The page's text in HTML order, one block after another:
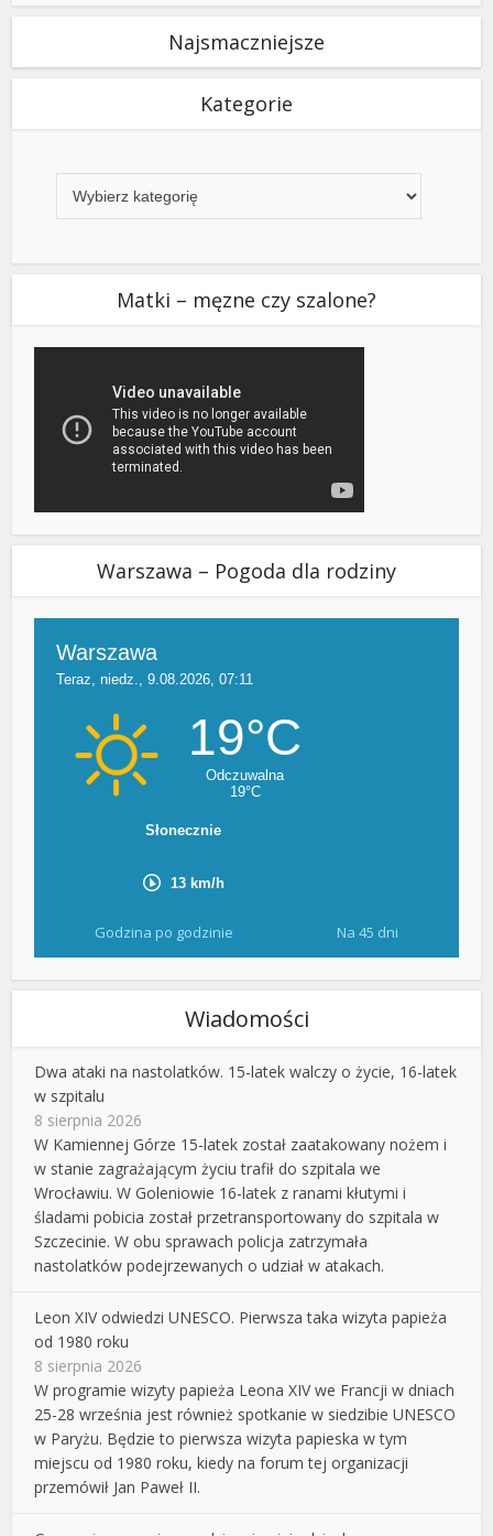
Najsmaczniejsze
Kategorie
Matki – męzne czy szalone?
Warszawa – Pogoda dla rodziny
Godzina po godzinie Na 45 dni
Wiadomości
Dwa ataki na nastolatków. 15-latek walczy o życie, 16-latek
w szpitalu
8 sierpnia 2026
W Kamiennej Górze 15-latek został zaatakowany nożem i
w stanie zagrażającym życiu trafił do szpitala we
Wrocławiu. W Goleniowie 16-latek z ranami kłutymi i
śladami pobicia został przetransportowany do szpitala w
Szczecinie. W obu sprawach policja zatrzymała
nastolatków podejrzewanych o udział w atakach.
Leon XIV odwiedzi UNESCO. Pierwsza taka wizyta papieża
od 1980 roku
8 sierpnia 2026
W programie wizyty papieża Leona XIV we Francji w dniach
25-28 września jest również spotkanie w siedzibie UNESCO
w Paryżu. Będzie to pierwsza wizyta papieska w tym
miejscu od 1980 roku, kiedy na forum tej organizacji
przemówił Jan Paweł II.